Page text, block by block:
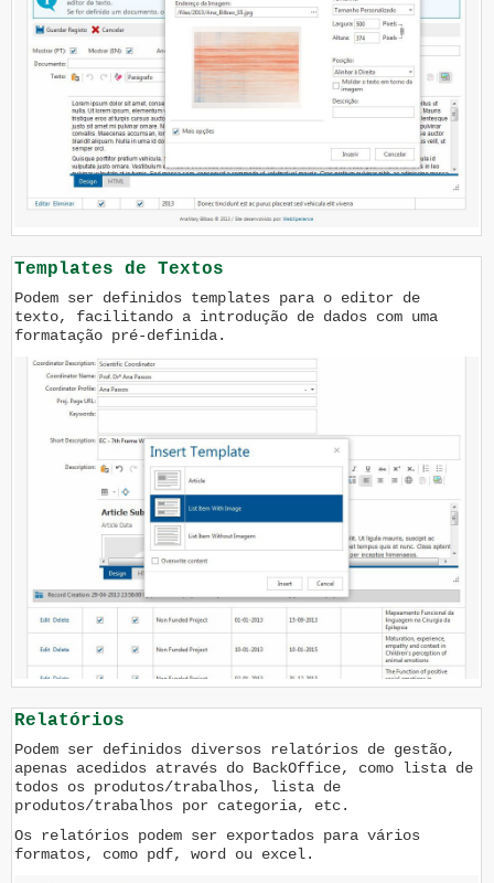
Templates de Textos
Podem ser definidos templates para o editor de
texto, facilitando a introdução de dados com uma
formatação pré-definida.
Relatórios
Podem ser definidos diversos relatórios de gestão,
apenas acedidos através do BackOffice, como lista de
todos os produtos/trabalhos, lista de
produtos/trabalhos por categoria, etc.
Os relatórios podem ser exportados para vários
formatos, como pdf, word ou excel.